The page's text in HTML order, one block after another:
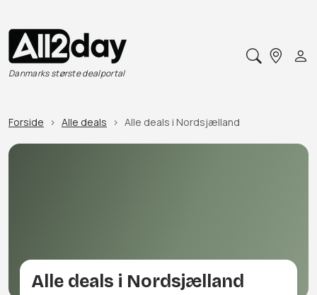
Danmarks største dealportal
Forside Alle deals Alle deals i Nordsjælland
Alle deals i Nordsjælland